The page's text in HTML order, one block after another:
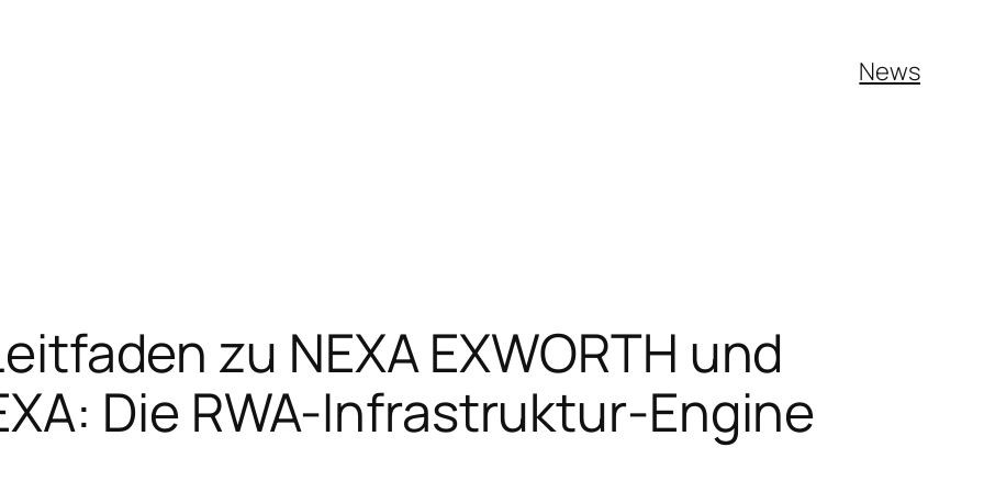
News
zu NEXA EXWORTH und
Die RWA-Infrastruktur-Engine